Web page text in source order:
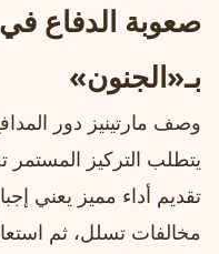
صعوبة الدفاع
بـ«الجنون»
وصف مارتينيز دور
يتطلب التركيز
تقديم أداء مميز يعني
مخالفات تسلل، ثم